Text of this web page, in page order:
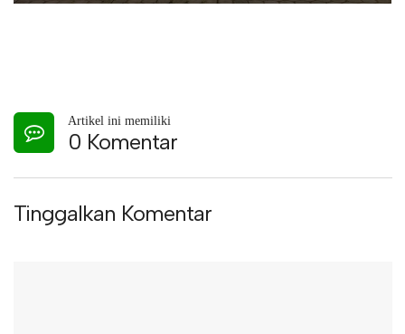
Artikel ini memiliki
0 Komentar
Tinggalkan Komentar